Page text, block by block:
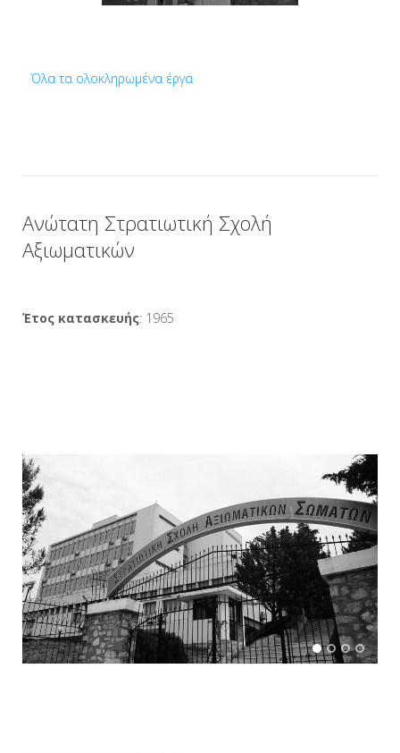
Όλα τα ολοκληρωμένα έργα
Ανώτατη Στρατιωτική Σχολή
Αξιωματικών
Έτος κατασκευής: 1965